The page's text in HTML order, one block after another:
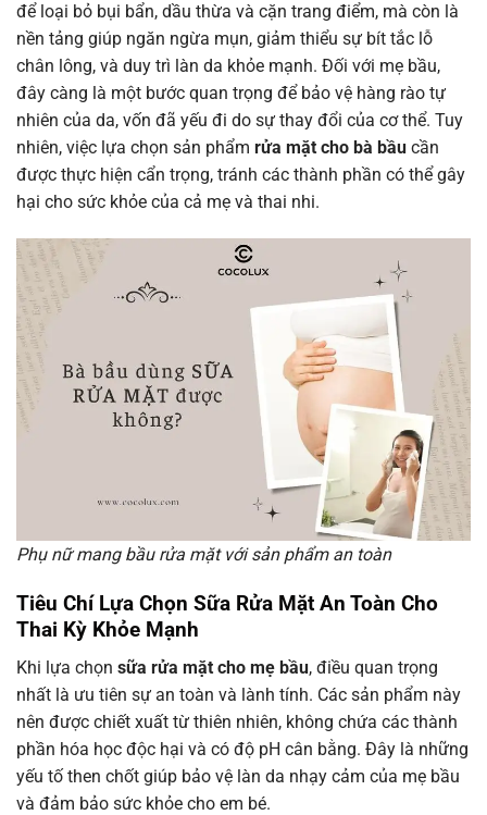
để loại bỏ bụi bẩn, dầu thừa và cặn trang điểm, mà còn là
nền tảng giúp ngăn ngừa mụn, giảm thiểu sự bít tắc lỗ
chân lông, và duy trì làn da khỏe mạnh. Đối với mẹ bầu,
đây càng là một bước quan trọng để bảo vệ hàng rào tự
nhiên của da, vốn đã yếu đi do sự thay đổi của cơ thể. Tuy
nhiên, việc lựa chọn sản phẩm rửa mặt cho bà bầu cần
được thực hiện cẩn trọng, tránh các thành phần có thể gây
hại cho sức khỏe của cả mẹ và thai nhi.
Phụ nữ mang bầu rửa mặt với sản phẩm an toàn
Tiêu Chí Lựa Chọn Sữa Rửa Mặt An Toàn Cho
Thai Kỳ Khỏe Mạnh
Khi lựa chọn sữa rửa mặt cho mẹ bầu, điều quan trọng
nhất là ưu tiên sự an toàn và lành tính. Các sản phẩm này
nên được chiết xuất từ thiên nhiên, không chứa các thành
phần hóa học độc hại và có độ pH cân bằng. Đây là những
yếu tố then chốt giúp bảo vệ làn da nhạy cảm của mẹ bầu
và đảm bảo sức khỏe cho em bé.